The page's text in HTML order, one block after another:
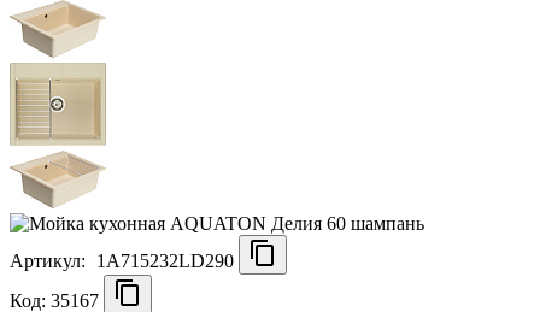
Артикул:
1A715232LD290
Код: 35167